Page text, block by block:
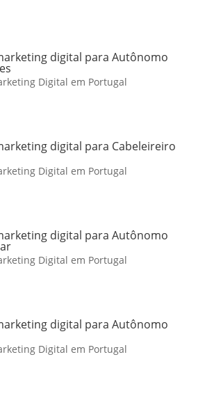
digital para Autônomo
Digital em Portugal
digital para Cabeleireiro
Digital em Portugal
digital para Autônomo
Digital em Portugal
digital para Autônomo
Digital em Portugal